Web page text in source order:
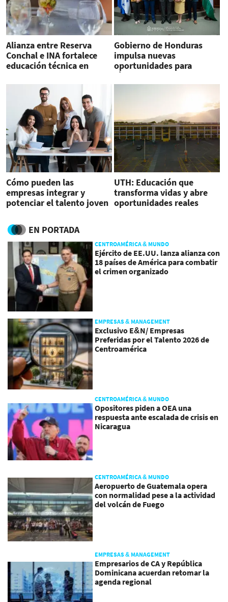
Alianza entre Reserva
Conchal e INA fortalece
educación técnica en
Gobierno de Honduras
impulsa nuevas
oportunidades para
jóvenes emprendedores
Cómo pueden las
empresas integrar y
potenciar el talento joven
UTH: Educación que
transforma vidas y abre
oportunidades reales
EN PORTADA
CENTROAMÉRICA & MUNDO
Ejército de EE.UU. lanza alianza con
18 países de América para combatir
el crimen organizado
EMPRESAS & MANAGEMENT
Exclusivo E&N/ Empresas
Preferidas por el Talento 2026 de
Centroamérica
CENTROAMÉRICA & MUNDO
Opositores piden a OEA una
respuesta ante escalada de crisis en
Nicaragua
CENTROAMÉRICA & MUNDO
Aeropuerto de Guatemala opera
con normalidad pese a la actividad
del volcán de Fuego
EMPRESAS & MANAGEMENT
Empresarios de CA y República
Dominicana acuerdan retomar la
agenda regional